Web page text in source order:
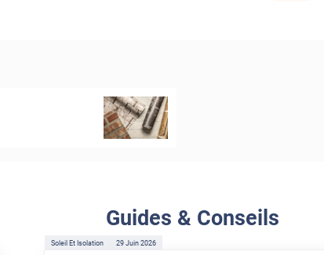
Guides & Conseils
Soleil Et Isolation 29 Juin 2026